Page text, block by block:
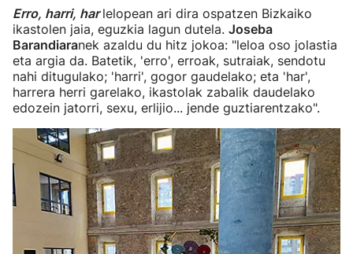
Erro, harri, har lelopean ari dira ospatzen Bizkaiko
ikastolen jaia, eguzkia lagun dutela. Joseba
Barandiaranek azaldu du hitz jokoa: "leloa oso jolastia
eta argia da. Batetik, 'erro', erroak, sutraiak, sendotu
nahi ditugulako; 'harri', gogor gaudelako; eta 'har',
harrera herri garelako, ikastolak zabalik daudelako
edozein jatorri, sexu, erlijio... jende guztiarentzako".